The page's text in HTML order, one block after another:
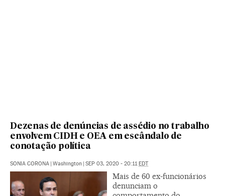
Dezenas de denúncias de assédio no trabalho
envolvem CIDH e OEA em escândalo de
conotação política
SONIA CORONA | Washington | SEP 03, 2020 - 20:11EDT
Mais de 60 ex-funcionários
denunciam o